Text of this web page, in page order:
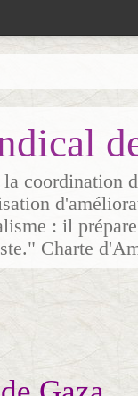
coordination
: il
Charte